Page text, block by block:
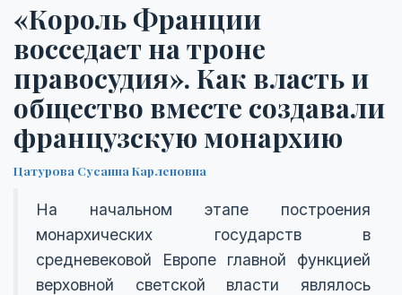
«Король Франции
восседает на троне
правосудия». Как власть и
общество вместе создавали
французскую монархию
Цатурова Сусанна Карленовна
На начальном этапе построения
монархических государств в
средневековой Европе главной функцией
верховной светской власти являлось